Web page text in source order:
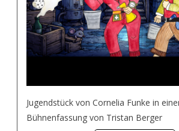
Jugendstück von Cornelia Funke in
Bühnenfassung von Tristan Berger